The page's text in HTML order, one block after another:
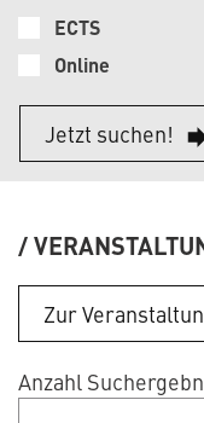
ECTS
Online
Jetzt suchen!
Zur
Anzahl